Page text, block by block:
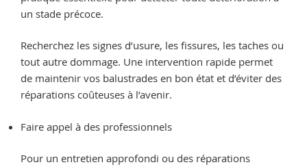
un stade précoce.
Recherchez les signes d’usure, les fissures, les taches ou
tout autre dommage. Une intervention rapide permet
de maintenir vos balustrades en bon état et d’éviter des
réparations coûteuses à l’avenir.
Faire appel à des professionnels
Pour un entretien approfondi ou des réparations